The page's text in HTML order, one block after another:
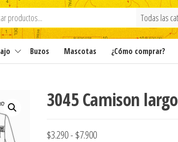
Buzos Mascotas ¿Cómo comprar?
3045 Camison largo
$3.290- $7.900Rango